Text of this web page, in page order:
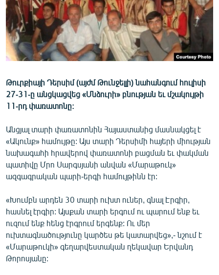
ՄԻՋԱԶԳԱՅԻՆ
ՄՇԱԿՈՒՅԹ
ՍՊՈՐՏ
ՄԵԿՆԱԲԱՆՈՒԹՅՈՒՆ
ՏՏ ԵՒ ԻՆՏԵՐՆԵՏ
ԿՈՐՈՆԱՎԻՐՈՒՍ
ԱՐԽԻՎ
ՏԵՍԱՆՅՈՒԹԵՐ
ԲԱՆԱՎԵՃ
ՁԳՏԵԼՈՎ ԼԱՎԱԳՈՒՅՆԻՆ
ՓՈԴՔԱՍԹ
Հայերեն
English
Русский
Թուրքիայի Դերսիմ (այժմ Թունջելլի) նահանգում հուլիսի
27-31-ը անցկացվեց «Մնձուրի» բնության եւ մշակույթի
11-րդ փառատոնը:
Անցյալ տարի փառատոնին Հայաստանից մասնակցել է
«Ակունք» համույթը: Այս տարի Դերսիմի հայերի միության
նախագահի հրավերով փառատոնի բացման եւ փակման
պատիվը Մրո Սարգսյանի անվան «Մարաթուկ»
ազգագրական պարի-երգի համույթինն էր:
«Խումբն արդեն 30 տարի ուխտ ուներ, գնալ Էրգիր,
հասնել էրգիր: Այսքան տարի երգում ու պարում ենք եւ
ուզում ենք հենց էրգրում երգենք: Ու մեր
ուխտագնածությունը կարծես թե կատարվեց»,- նշում է
«Մարաթուկի» գեղարվեստական ղեկավար Երվանդ
Թորոսյանը: